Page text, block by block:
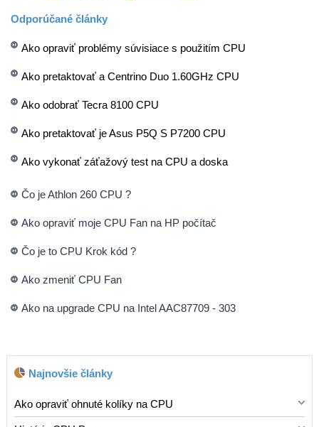
Odporúčané články
Ako opraviť problémy súvisiace s použitím CPU
Ako pretaktovať a Centrino Duo 1.60GHz CPU
Ako odobrať Tecra 8100 CPU
Ako pretaktovať je Asus P5Q S P7200 CPU
Ako vykonať záťažový test na CPU a doska
Čo je Athlon 260 CPU ?
Ako opraviť moje CPU Fan na HP počítač
Čo je to CPU Krok kód ?
Ako zmeniť CPU Fan
Ako na upgrade CPU na Intel AAC87709 - 303
Najnovšie články
Ako opraviť ohnuté kolíky na CPU
CPU v počítači je , alebo centrálna procesorová jednotka